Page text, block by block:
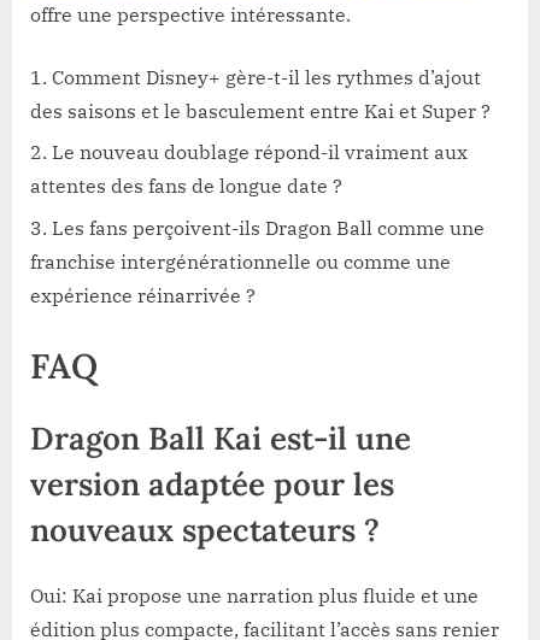
offre une perspective intéressante.
Comment Disney+ gère-t-il les rythmes d’ajout
des saisons et le basculement entre Kai et Super ?
Le nouveau doublage répond-il vraiment aux
attentes des fans de longue date ?
Les fans perçoivent-ils Dragon Ball comme une
franchise intergénérationnelle ou comme une
expérience réinarrivée ?
FAQ
Dragon Ball Kai est-il une
version adaptée pour les
nouveaux spectateurs ?
Oui: Kai propose une narration plus fluide et une
édition plus compacte, facilitant l’accès sans renier